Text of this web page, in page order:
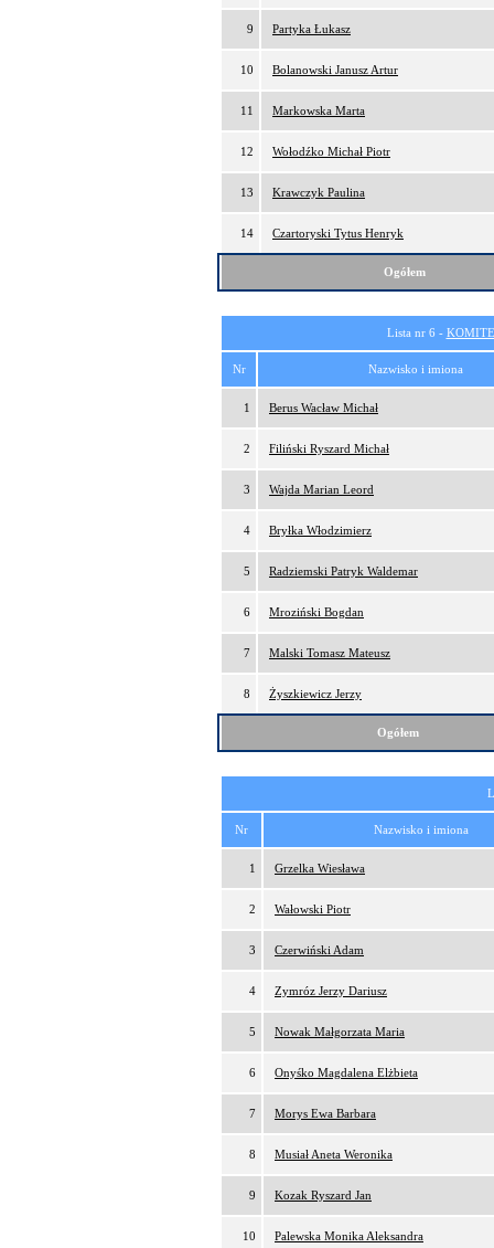
9 Partyka Łukasz
10 Bolanowski Janusz Artur
11 Markowska Marta
12 Wołodźko Michał Piotr
13 Krawczyk Paulina
14 Czartoryski Tytus Henryk
Ogółem
Lista nr 6 -
Nr Nazwisko i imiona
1 Berus Wacław Michał
2 Filiński Ryszard Michał
3 Wajda Marian Leord
4 Bryłka Włodzimierz
5 Radziemski Patryk Waldemar
6 Mroziński Bogdan
7 Malski Tomasz Mateusz
8 Żyszkiewicz Jerzy
Ogółem
Nr Nazwisko i imiona
1 Grzelka Wiesława
2 Wałowski Piotr
3 Czerwiński Adam
4 Zymróz Jerzy Dariusz
5 Nowak Małgorzata Maria
6 Onyśko Magdalena Elżbieta
7 Morys Ewa Barbara
8 Musiał Aneta Weronika
9 Kozak Ryszard Jan
10 Palewska Monika Aleksandra